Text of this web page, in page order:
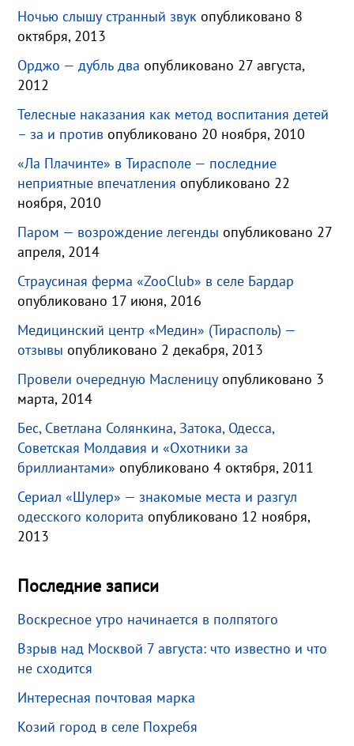
Ночью слышу странный звук опубликовано 8
октября, 2013
Орджо — дубль два опубликовано 27 августа,
2012
Телесные наказания как метод воспитания детей
– за и против опубликовано 20 ноября, 2010
«Ла Плачинте» в Тирасполе — последние
неприятные впечатления опубликовано 22
ноября, 2010
Паром — возрождение легенды опубликовано 27
апреля, 2014
Страусиная ферма «ZooClub» в селе Бардар
опубликовано 17 июня, 2016
Медицинский центр «Медин» (Тирасполь) —
отзывы опубликовано 2 декабря, 2013
Провели очередную Масленицу опубликовано 3
марта, 2014
Бес, Светлана Солянкина, Затока, Одесса,
Советская Молдавия и «Охотники за
бриллиантами» опубликовано 4 октября, 2011
Сериал «Шулер» — знакомые места и разгул
одесского колорита опубликовано 12 ноября,
2013
Последние записи
Воскресное утро начинается в полпятого
Взрыв над Москвой 7 августа: что известно и что
не сходится
Интересная почтовая марка
Козий город в селе Похребя